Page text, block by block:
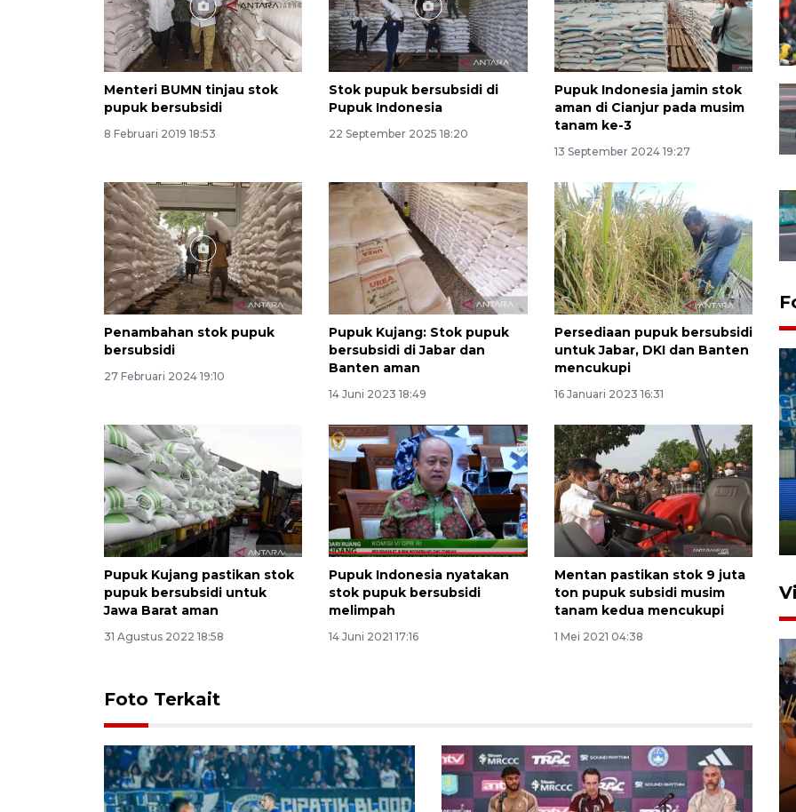
Menteri BUMN tinjau stok
pupuk bersubsidi
8 Februari 2019 18:53
Stok pupuk bersubsidi di
Pupuk Indonesia
22 September 2025 18:20
Pupuk Indonesia jamin stok
aman di Cianjur pada musim
tanam ke-3
13 September 2024 19:27
Penambahan stok pupuk
bersubsidi
27 Februari 2024 19:10
Pupuk Kujang: Stok pupuk
bersubsidi di Jabar dan
Banten aman
14 Juni 2023 18:49
Persediaan pupuk bersubsidi
untuk Jabar, DKI dan Banten
mencukupi
16 Januari 2023 16:31
Pupuk Kujang pastikan stok
pupuk bersubsidi untuk
Jawa Barat aman
31 Agustus 2022 18:58
Pupuk Indonesia nyatakan
stok pupuk bersubsidi
melimpah
14 Juni 2021 17:16
Mentan pastikan stok 9 juta
ton pupuk subsidi musim
tanam kedua mencukupi
1 Mei 2021 04:38
Foto Terkait
Penutupan latihan bela negara
dan manajerial SPPI di
Balikpapan
31 Juli 2026 18:01
Taklukkan DPMM FC, Persib
amankan tiket semifinal Piala
Presiden